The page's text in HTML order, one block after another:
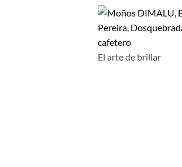
El arte de brillar